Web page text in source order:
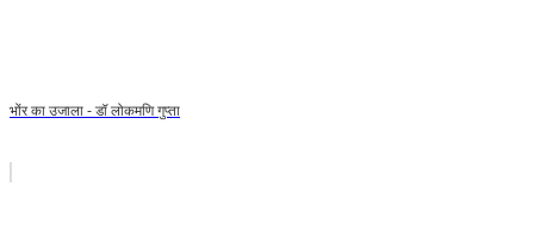
भोंर का उजाला - डॉ लोकमणि गुप्ता